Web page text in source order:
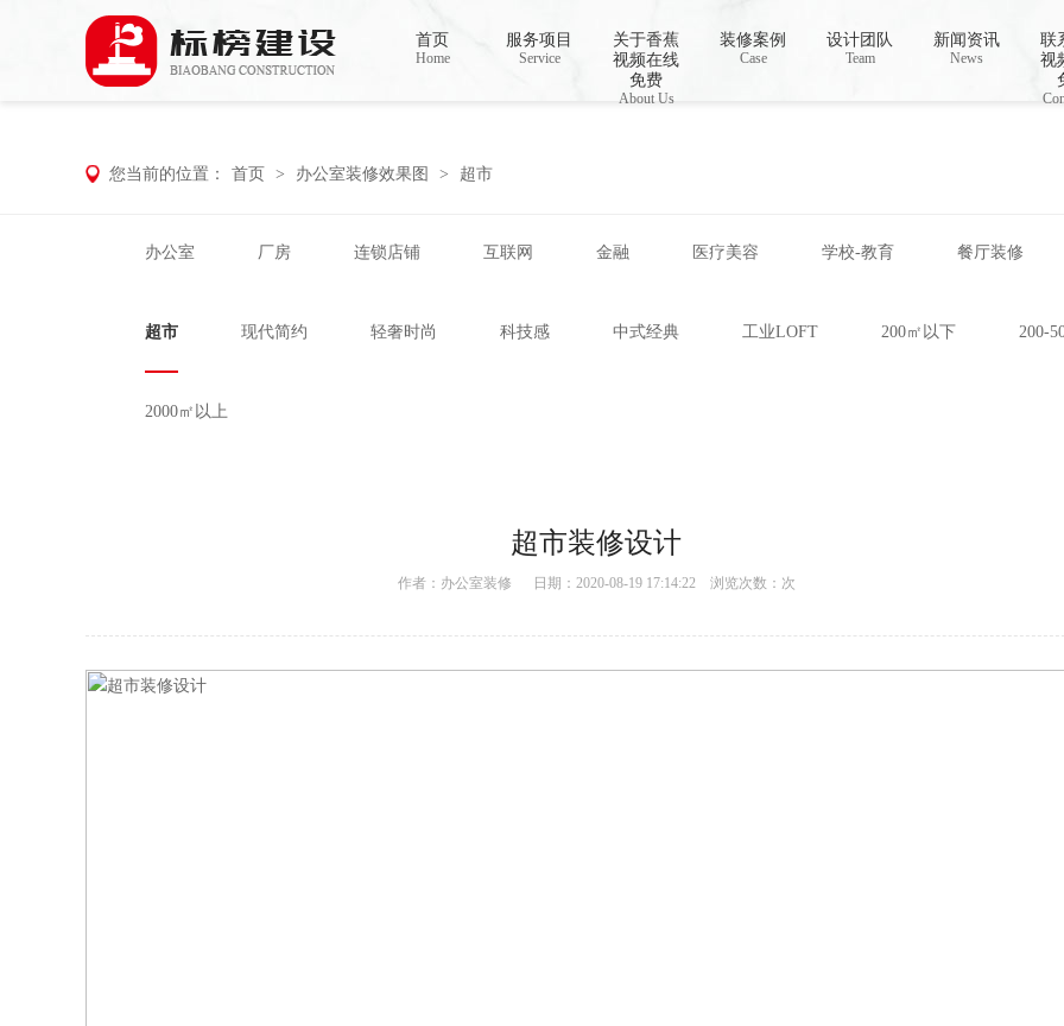
香蕉视频在线免费,香蕉视频导航,黄色香蕉视频下载,91香蕉APP成人污在线观看
首页
Home
服务项目
Service
关于香蕉
视频在线
免费
About Us
装修案例
Case
设计团队
Team
新闻资讯
News
联
视
您当前的位置： 首页 > 办公室装修效果图 > 超市
办公室 厂房 连锁店铺 互联网 金融 医疗美容 学校-教育 餐厅装修
超市 现代简约 轻奢时尚 科技感 中式经典 工业LOFT 200㎡以下 200-
2000㎡以上
超市装修设计
作者： 办公室装修 日期：2020-08-19 17:14:22 浏览次数： 次